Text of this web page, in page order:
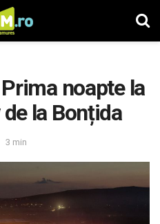
noapte la
la Bonțida
3 min